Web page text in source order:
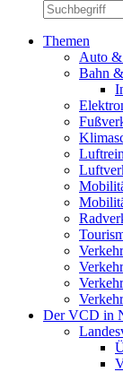
Themen
Auto &
Bahn
Der VCD in